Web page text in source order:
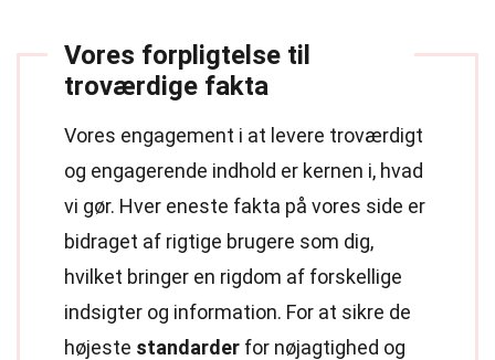
Vores forpligtelse til
troværdige fakta
Vores engagement i at levere troværdigt
og engagerende indhold er kernen i, hvad
vi gør. Hver eneste fakta på vores side er
bidraget af rigtige brugere som dig,
hvilket bringer en rigdom af forskellige
indsigter og information. For at sikre de
højeste standarder for nøjagtighed og